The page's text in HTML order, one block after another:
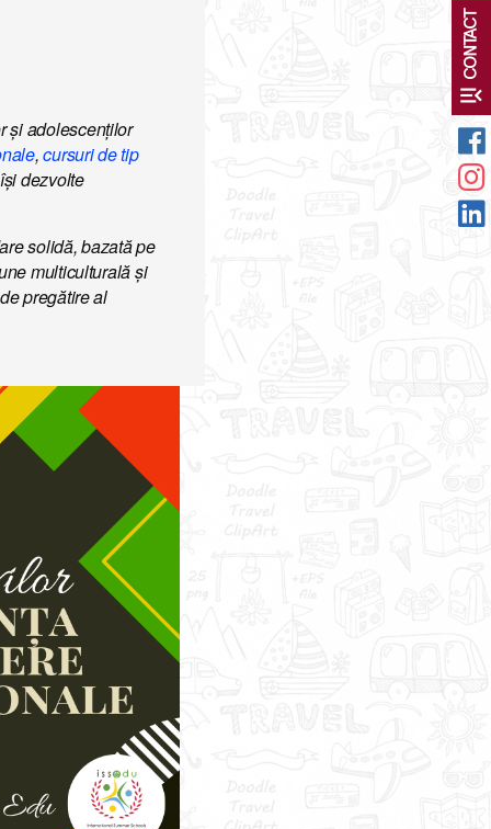
și adolescenților
,cursuri de tip
dezvolte
solidă, bazată pe
multiculturală și
pregătire al
CONTACT
menu_open